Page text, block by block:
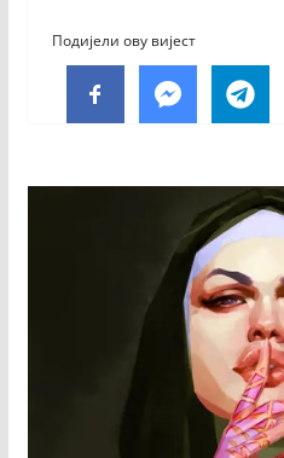
Подијели ову вијест